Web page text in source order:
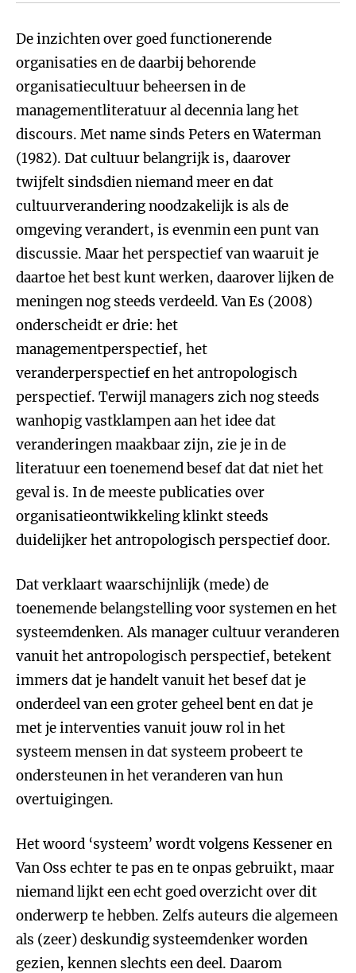
De inzichten over goed functionerende
organisaties en de daarbij behorende
organisatiecultuur beheersen in de
managementliteratuur al decennia lang het
discours. Met name sinds Peters en Waterman
(1982). Dat cultuur belangrijk is, daarover
twijfelt sindsdien niemand meer en dat
cultuurverandering noodzakelijk is als de
omgeving verandert, is evenmin een punt van
discussie. Maar het perspectief van waaruit je
daartoe het best kunt werken, daarover lijken de
meningen nog steeds verdeeld. Van Es (2008)
onderscheidt er drie: het
managementperspectief, het
veranderperspectief en het antropologisch
perspectief. Terwijl managers zich nog steeds
wanhopig vastklampen aan het idee dat
veranderingen maakbaar zijn, zie je in de
literatuur een toenemend besef dat dat niet het
geval is. In de meeste publicaties over
organisatieontwikkeling klinkt steeds
duidelijker het antropologisch perspectief door.
Dat verklaart waarschijnlijk (mede) de
toenemende belangstelling voor systemen en het
systeemdenken. Als manager cultuur veranderen
vanuit het antropologisch perspectief, betekent
immers dat je handelt vanuit het besef dat je
onderdeel van een groter geheel bent en dat je
met je interventies vanuit jouw rol in het
systeem mensen in dat systeem probeert te
ondersteunen in het veranderen van hun
overtuigingen.
Het woord ‘systeem’ wordt volgens Kessener en
Van Oss echter te pas en te onpas gebruikt, maar
niemand lijkt een echt goed overzicht over dit
onderwerp te hebben. Zelfs auteurs die algemeen
als (zeer) deskundig systeemdenker worden
gezien, kennen slechts een deel. Daarom